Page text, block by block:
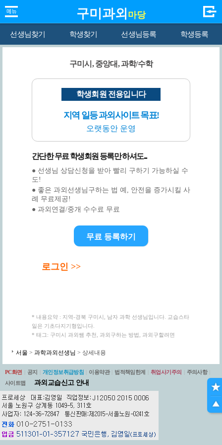
구미과외 마당
선생님찾기 학생찾기 선생님등록 학생등록
구미시, 중앙대, 과학/수학
학생회원 전용입니다
지역 일등 과외사이트 목표!
오랫동안 운영
간단한 무료 학생회원 등록만 하셔도...
● 선생님 상담신청을 받아 빨리 구하기 가능하실 수
도!
● 좋은 과외선생님구하는 법 예, 안전을 증가시킬 사
례 무료제공!
● 과외연결/중개 수수료 무료
무료 등록하기
로그인 >>
* 내용요약 : 지역-경북 구미시, 남자 과학 선생님입니다. 교습스타
일은 기초다지기형입니다.
* 태그: 구미시 과외쌤 추천, 과외구하는 방법, 과외구할려면
서울 > 과학과외선생님 > 상세내용
PC화면 공지 개인정보취급방침 이용약관 법적책임한계 취업사기주의 주의사항
사이트맵
과외교습신고 안내